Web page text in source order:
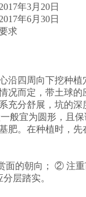
年3月20日
年6月30日
求
沿四周向下挖种
况而定，带土球的
充分舒展，坑的深
般宜为圆形，且
肥。在种植时，先
的朝向； ② 注重
层踏实。